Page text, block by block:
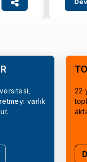
varlık
22